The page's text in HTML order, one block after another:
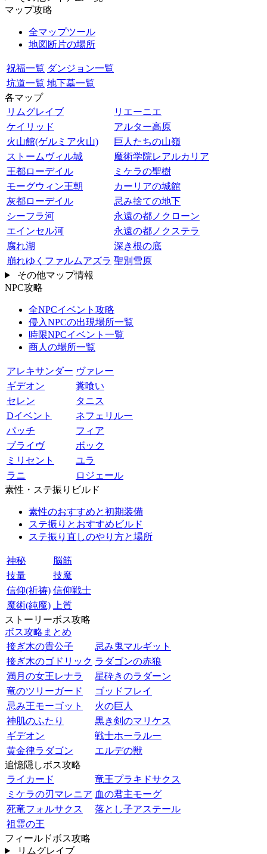
マップ攻略
全マップツール
地図断片の場所
祝福一覧 ダンジョン一覧
坑道一覧 地下墓一覧
各マップ
リムグレイブ
リエーニエ
ケイリッド
アルター高原
火山館(ゲルミア火山)
巨人たちの山嶺
ストームヴィル城
魔術学院レアルカリア
王都ローデイル
ミケラの聖樹
モーグウィン王朝
カーリアの城館
灰都ローデイル
忌み捨ての地下
シーフラ河
永遠の都ノクローン
エインセル河
永遠の都ノクステラ
腐れ湖
深き根の底
崩れゆくファルムアズラ 聖別雪原
その他マップ情報
NPC攻略
全NPCイベント攻略
侵入NPCの出現場所一覧
時限NPCイベント一覧
商人の場所一覧
アレキサンダー ヴァレー
ギデオン
糞喰い
セレン
タニス
Dイベント
ネフェリルー
パッチ
フィア
ブライヴ
ボック
ミリセント
ユラ
ラニ
ロジェール
素性・ステ振りビルド
素性のおすすめと初期装備
ステ振りとおすすめビルド
ステ振り直しのやり方と場所
神秘
脳筋
技量
技魔
信仰(祈祷) 信仰戦士
魔術(純魔)
上質
ストーリーボス攻略
ボス攻略まとめ
接ぎ木の貴公子
忌み鬼マルギット
接ぎ木のゴドリック ラダゴンの赤狼
満月の女王レナラ
星砕きのラダーン
竜のツリーガード
ゴッドフレイ
忌み王モーゴット
火の巨人
神肌のふたり
黒き剣のマリケス
ギデオン
戦士ホーラルー
黄金律ラダゴン
エルデの獣
追憶隠しボス攻略
ライカード
竜王プラキドサクス
ミケラの刃マレニア 血の君主モーグ
死竜フォルサクス
落とし子アステール
祖霊の王
フィールドボス攻略
リムグレイブ